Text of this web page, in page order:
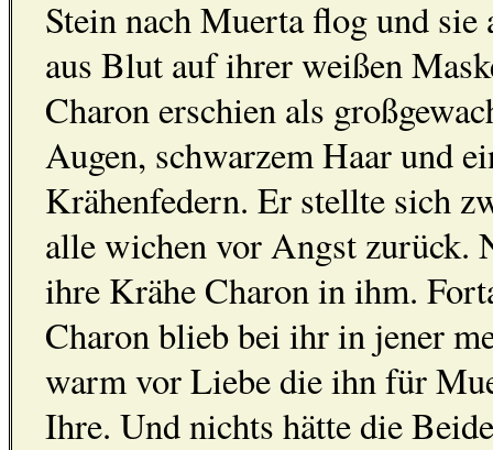
Stein nach Muerta flog und
aus Blut auf ihrer weißen
Charon erschien als
Augen, schwarzem Haar und
Krähenfedern. Er stellte sich
alle wichen vor Angst zurück.
ihre Krähe Charon in ihm.
Charon blieb bei ihr in jener
warm vor Liebe die ihn für
Ihre. Und nichts hätte die